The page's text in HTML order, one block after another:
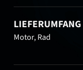
LIEFERUMFANG
Motor, Rad